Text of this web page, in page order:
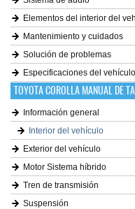
Elementos del interior del
Mantenimiento y cuidados
Solución de problemas
Especificaciones del vehículo
TOYOTA COROLLA MANUAL DE
Información general
Interior del vehículo
Exterior del vehículo
Motor Sistema híbrido
Tren de transmisión
Suspensión